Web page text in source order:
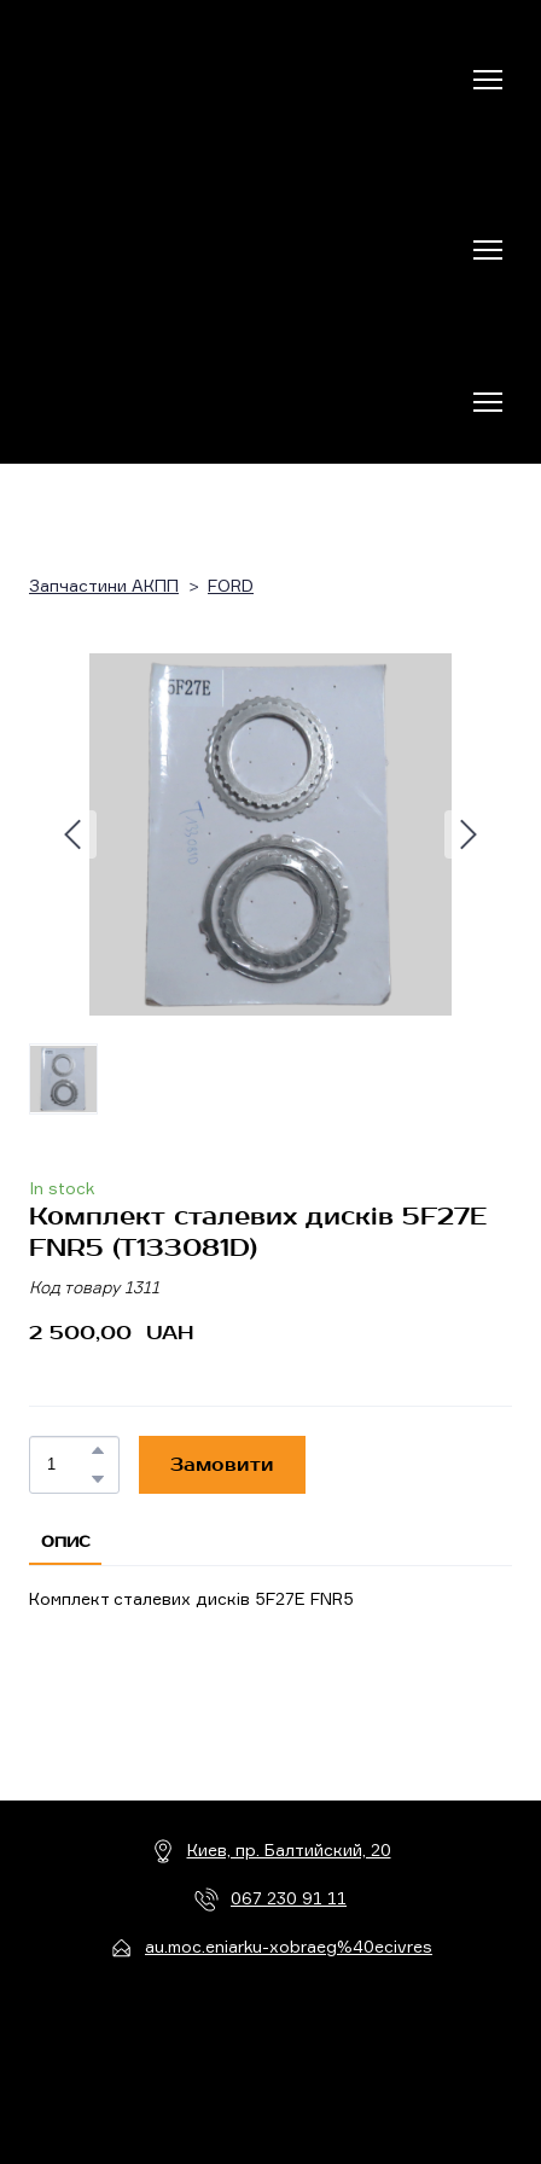
Запчастини АКПП FORD
In stock
Комплект сталевих дисків 5F27E
FNR5 (T133081D)
Код товару 1311
2 500,00  UAH
Замовити
ОПИС
Комплект сталевих дисків 5F27E FNR5
Киев, пр. Балтийский, 20
067 230 91 11
au.moc.eniarku-xobraeg%40ecivres